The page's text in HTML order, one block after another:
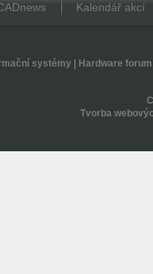
Kalendář akcí
systémy| Hardware forum
Tvorba